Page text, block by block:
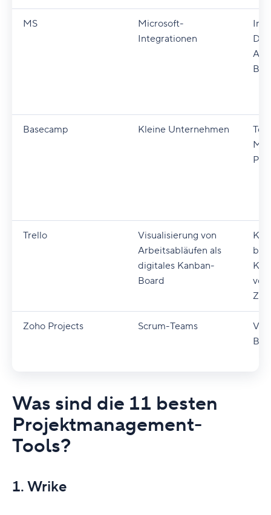
MS
Microsoft-
Integrationen
Basecamp Kleine Unternehmen
To-
Trello
Visualisierung von
Arbeitsabläufen als
digitales Kanban-
Board
von
Zoho Projects Scrum-Teams
Was sind die 11 besten
Projektmanagement-
Tools?
1. Wrike